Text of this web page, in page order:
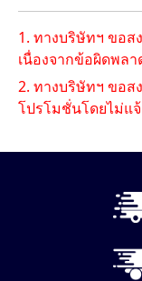
1. ทางบริษัทฯ ขอ
เนื่องจากข้อผิดพล
2. ทางบริษัทฯ ขอส
โปรโมชั่นโดยไม่แ